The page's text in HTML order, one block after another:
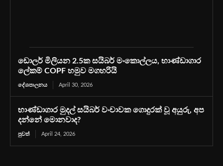
ඩොලර් මිලියන 2.5ක සයිබර් මංකොල්ලය, භාණ්ඩාගාර
ලේකම් COPF හමුව මගහරියි
දේශපාලනය April 30, 2026
භාණ්ඩාගාර මුදල් සයිබර් වංචාවක ගොදුරක් වූ අයුරු, අප
දන්නේ මොනවාද?
පුවත් April 24, 2026